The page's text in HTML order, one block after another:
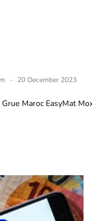
20 December 2023
Maroc EasyMat